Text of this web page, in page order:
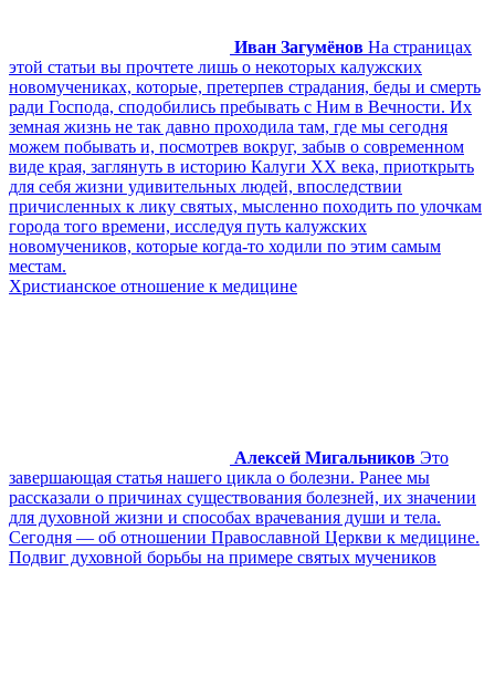
Иван Загумёнов На страницах
этой статьи вы прочтете лишь о некоторых калужских
новомучениках, которые, претерпев страдания, беды и смерть
ради Господа, сподобились пребывать с Ним в Вечности. Их
земная жизнь не так давно проходила там, где мы сегодня
можем побывать и, посмотрев вокруг, забыв о современном
виде края, заглянуть в историю Калуги XX века, приоткрыть
для себя жизни удивительных людей, впоследствии
причисленных к лику святых, мысленно походить по улочкам
города того времени, исследуя путь калужских
новомучеников, которые когда-то ходили по этим самым
местам.
Христианское отношение к медицине
Алексей Мигальников Это
завершающая статья нашего цикла о болезни. Ранее мы
рассказали о причинах существования болезней, их значении
для духовной жизни и способах врачевания души и тела.
Сегодня — об отношении Православной Церкви к медицине.
Подвиг духовной борьбы на примере святых мучеников